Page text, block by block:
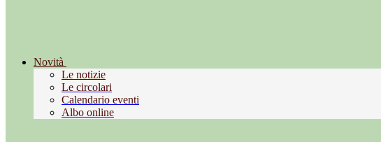
Novità
Le notizie
Le circolari
Calendario eventi
Albo online